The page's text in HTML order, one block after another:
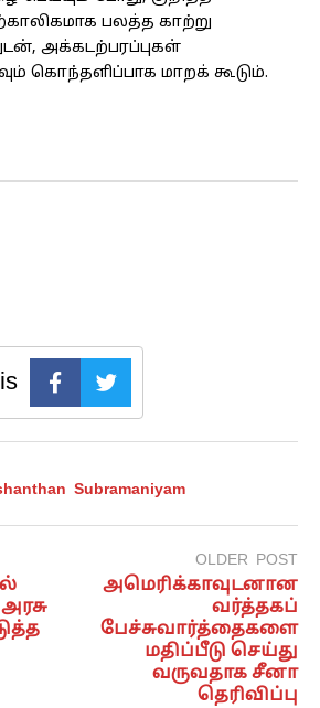
பலத்த காற்று
அக்கடற்பரப்புகள்
கொந்தளிப்பாக மாறக் கூடும்.
Subramaniyam
OLDER POST
அமெரிக்காவுடனான
வர்த்தகப்
பேச்சுவார்த்தைகளை
மதிப்பீடு செய்து
வருவதாக சீனா
தெரிவிப்பு